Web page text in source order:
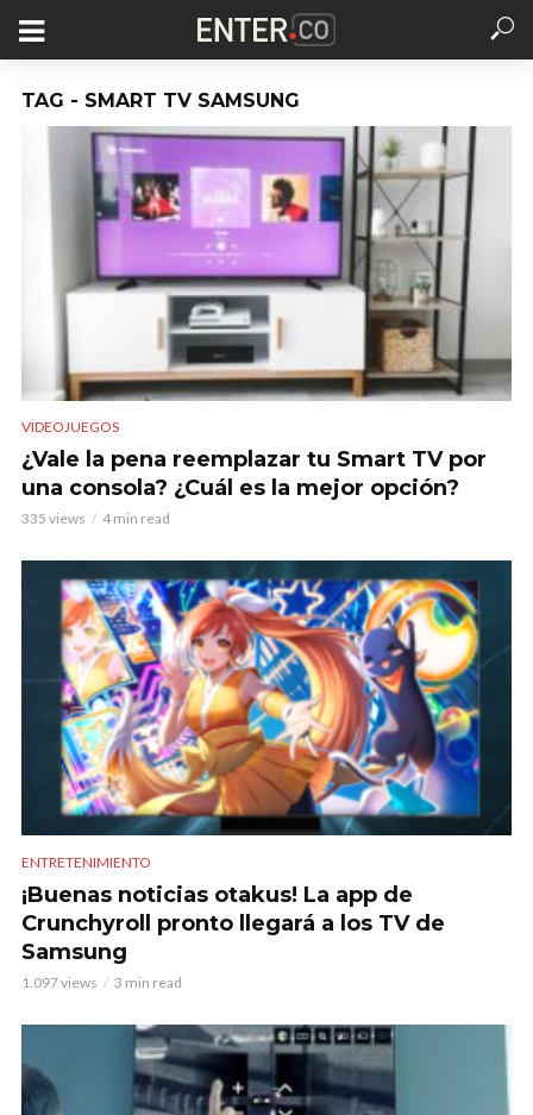
TAG - SMART TV SAMSUNG
VIDEOJUEGOS
¿Vale la pena reemplazar tu Smart TV por
una consola? ¿Cuál es la mejor opción?
335 views 4 min read
ENTRETENIMIENTO
¡Buenas noticias otakus! La app de
Crunchyroll pronto llegará a los TV de
Samsung
1.097 views 3 min read